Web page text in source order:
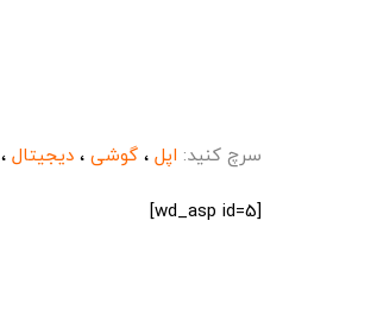
سرچ کنید: اپل، گوشی، دیجیتال،
[wd_asp id=5]